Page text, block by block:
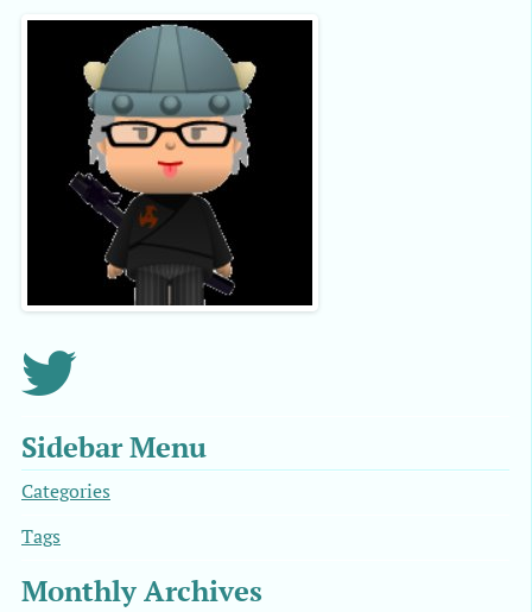
Sidebar Menu
Categories
Tags
Monthly Archives